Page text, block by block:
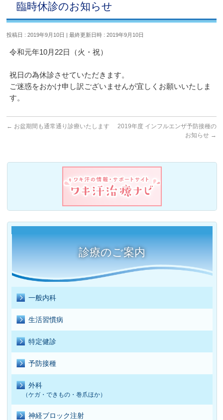
臨時休診のお知らせ
投稿日 : 2019年9月10日 最終更新日時 : 2019年9月10日
令和元年10月22日（火・祝）
祝日の為休診させていただきます。
ご迷惑をおかけ申し訳ございませんが宜しくお願いいたしま
す。
← お盆期間も通常通り診療いたします
2019年度 インフルエンザ予防接種の
お知らせ →
診療のご案内
一般内科
生活習慣病
特定健診
予防接種
外科
（ケガ・できもの・巻爪ほか）
神経ブロック注射